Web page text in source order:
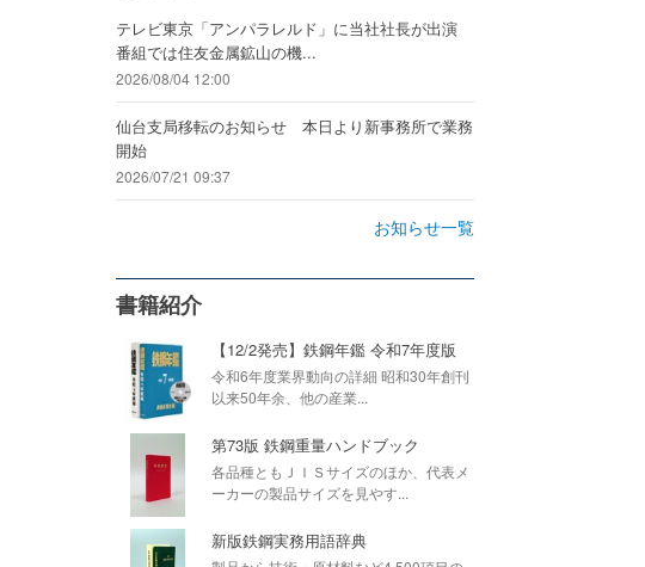
テレビ東京「アンパラレルド」に当社社長が出演
番組では住友金属鉱山の機...
2026/08/04 12:00
仙台支局移転のお知らせ 本日より新事務所で業務
開始
2026/07/21 09:37
お知らせ一覧
書籍紹介
【12/2発売】鉄鋼年鑑 令和7年度版
令和6年度業界動向の詳細 昭和30年創刊
以来50年余、他の産業...
第73版 鉄鋼重量ハンドブック
各品種ともＪＩＳサイズのほか、代表メ
ーカーの製品サイズを見やす...
新版鉄鋼実務用語辞典